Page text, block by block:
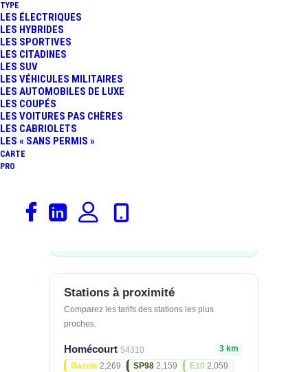
TYPE
LES ÉLECTRIQUES
LES HYBRIDES
LES SPORTIVES
LES CITADINES
LES SUV
LES VÉHICULES MILITAIRES
LES AUTOMOBILES DE LUXE
LES COUPÉS
LES VOITURES PAS CHÈRES
LES CABRIOLETS
LES « SANS PERMIS »
CARTE
PRO
2,284€/L
05/08/2026
E10
05/08/2026
Prix relevés le 05/08/2026 — mis à jour
Stations à proximité
Comparez les tarifs des stations les plus
proches.
Homécourt 54310
3 km
Gazole 2,269 SP98 2,159 E10 2,059